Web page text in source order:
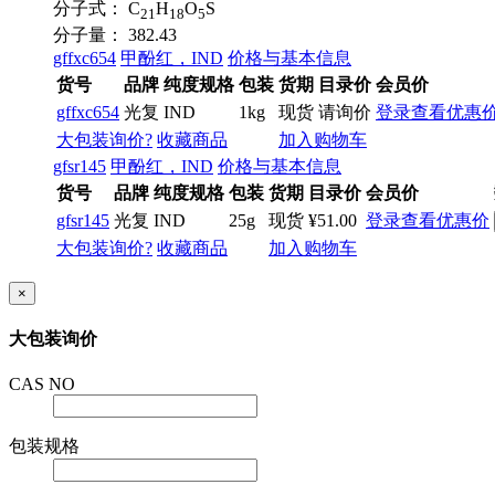
分子式：
C21H18O5S
分子量：
382.43
gffxc654 甲酚红，IND 价格与基本信息
货号
品牌 纯度规格 包装 货期 目录价 会员价
gffxc654 光复 IND 1kg 现货 请询价 登录查看优惠
大包装询价? 收藏商品
加入购物车
gfsr145 甲酚红，IND 价格与基本信息
货号
品牌 纯度规格 包装 货期 目录价 会员价
gfsr145 光复 IND 25g 现货 ¥51.00 登录查看优惠价
大包装询价? 收藏商品 加入购物车
×
大包装询价
CAS NO
包装规格